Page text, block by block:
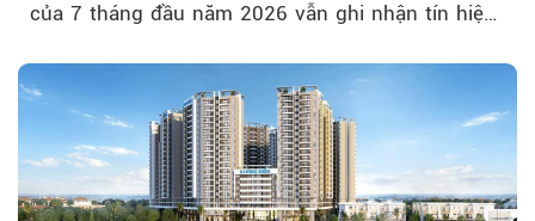
của 7 tháng đầu năm 2026 vẫn ghi nhận tín hiệu